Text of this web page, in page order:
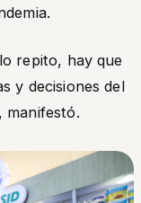
repito, hay que
y decisiones del
manifestó.